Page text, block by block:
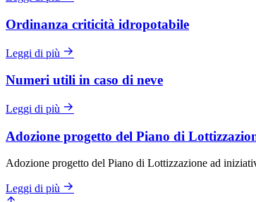
Ordinanza criticità idropotabile
Leggi di più
Numeri utili in caso di neve
Leggi di più
Adozione progetto del Piano di
Adozione progetto del Piano di Lottizzazione ad
Leggi di più